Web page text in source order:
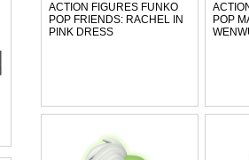
ACTION FIGURES FUNKO
POP FRIENDS: RACHEL IN
PINK DRESS
POP